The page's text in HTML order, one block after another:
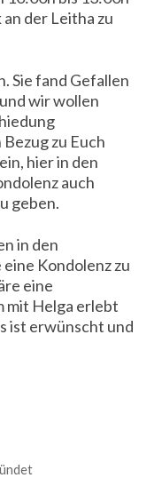
der Leitha zu
Sie fand Gefallen
wir wollen
zu Euch
hier in den
auch
geben.
in den
Kondolenz zu
eine
mit Helga erlebt
ist erwünscht und